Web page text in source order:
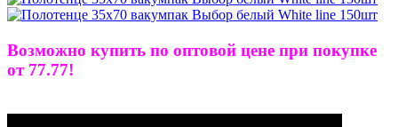
Возможно купить по оптовой цене при покупке
от 77.77!